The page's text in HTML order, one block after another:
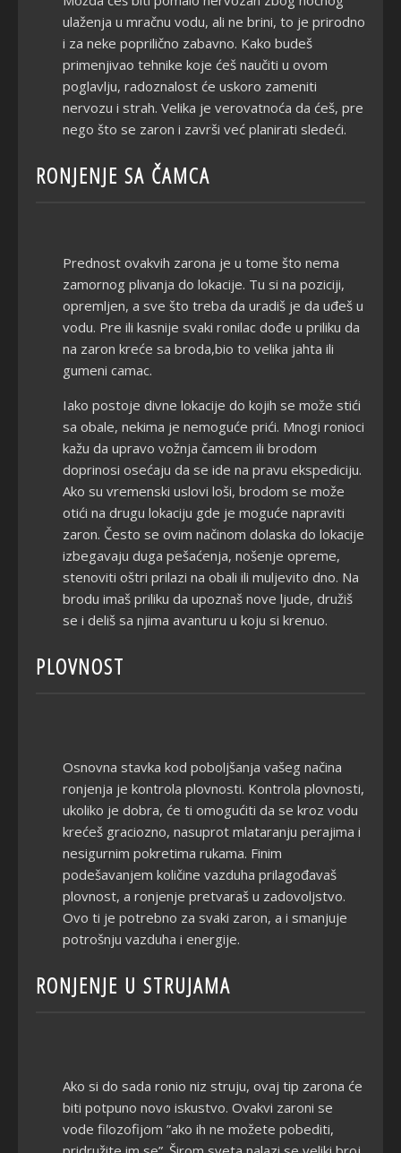
ulaženja u mračnu vodu, ali ne brini, to je prirodno
i za neke poprilično zabavno. Kako budeš
primenjivao tehnike koje ćeš naučiti u ovom
poglavlju, radoznalost će uskoro zameniti
nervozu i strah. Velika je verovatnoća da ćeš, pre
nego što se zaron i završi već planirati sledeći.
RONJENJE SA ČAMCA
Prednost ovakvih zarona je u tome što nema
zamornog plivanja do lokacije. Tu si na poziciji,
opremljen, a sve što treba da uradiš je da uđeš u
vodu. Pre ili kasnije svaki ronilac dođe u priliku da
na zaron kreće sa broda,bio to velika jahta ili
gumeni camac.
Iako postoje divne lokacije do kojih se može stići
sa obale, nekima je nemoguće prići. Mnogi ronioci
kažu da upravo vožnja čamcem ili brodom
doprinosi osećaju da se ide na pravu ekspediciju.
Ako su vremenski uslovi loši, brodom se može
otići na drugu lokaciju gde je moguće napraviti
zaron. Često se ovim načinom dolaska do lokacije
izbegavaju duga pešaćenja, nošenje opreme,
stenoviti oštri prilazi na obali ili muljevito dno. Na
brodu imaš priliku da upoznaš nove ljude, družiš
se i deliš sa njima avanturu u koju si krenuo.
PLOVNOST
Osnovna stavka kod poboljšanja vašeg načina
ronjenja je kontrola plovnosti. Kontrola plovnosti,
ukoliko je dobra, će ti omogućiti da se kroz vodu
krećeš graciozno, nasuprot mlataranju perajima i
nesigurnim pokretima rukama. Finim
podešavanjem količine vazduha prilagođavaš
plovnost, a ronjenje pretvaraš u zadovoljstvo.
Ovo ti je potrebno za svaki zaron, a i smanjuje
potrošnju vazduha i energije.
RONJENJE U STRUJAMA
Ako si do sada ronio niz struju, ovaj tip zarona će
biti potpuno novo iskustvo. Ovakvi zaroni se
vode filozofijom ”ako ih ne možete pobediti,